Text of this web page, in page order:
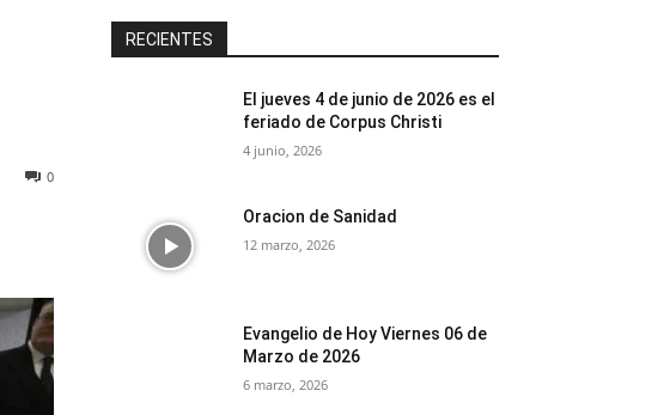
0
RECIENTES
El jueves 4 de junio de 2026 es el
feriado de Corpus Christi
4 junio, 2026
Oracion de Sanidad
12 marzo, 2026
Evangelio de Hoy Viernes 06 de
Marzo de 2026
6 marzo, 2026